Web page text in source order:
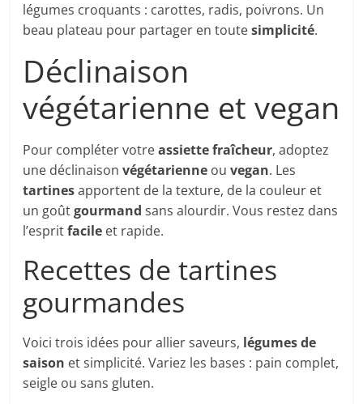
légumes croquants : carottes, radis, poivrons. Un
beau plateau pour partager en toutesimplicité.
Déclinaison
végétarienne et vegan
Pour compléter votreassiette fraîcheur, adoptez
une déclinaisonvégétarienne ouvegan. Les
tartinesapportent de la texture, de la couleur et
un goûtgourmand sans alourdir. Vous restez dans
l’espritfacile et rapide.
Recettes de tartines
gourmandes
Voici trois idées pour allier saveurs, légumes de
saison et simplicité. Variez les bases : pain complet,
seigle ou sans gluten.